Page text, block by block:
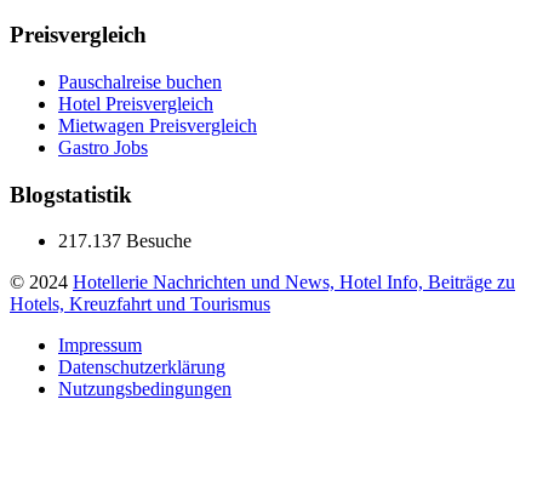
Preisvergleich
Pauschalreise buchen
Hotel Preisvergleich
Mietwagen Preisvergleich
Gastro Jobs
Blogstatistik
217.137 Besuche
© 2024 Hotellerie Nachrichten und News, Hotel Info, Beiträge zu
Hotels, Kreuzfahrt und Tourismus
Impressum
Datenschutzerklärung
Nutzungsbedingungen